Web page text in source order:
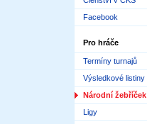
Facebook
Pro hráče
Termíny turnajů
Výsledkové listiny
Národní žebříček
Ligy